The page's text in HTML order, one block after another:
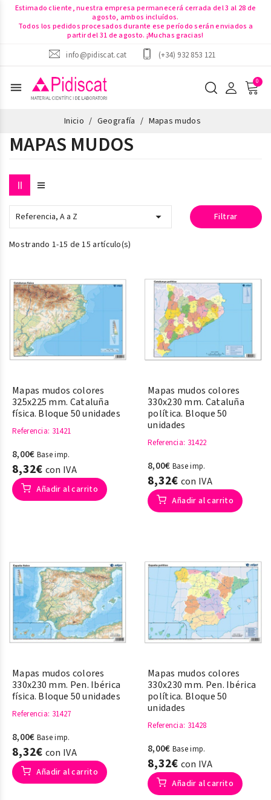
Estimado cliente, nuestra empresa permanecerá cerrada del 3 al 28 de
agosto, ambos incluídos.
Todos los pedidos procesados durante ese período serán enviados a
partir del 31 de agosto. ¡Muchas gracias!
info@pidiscat.cat
(+34) 932 853 121
menu
Inicio Geografía Mapas mudos
MAPAS MUDOS
Referencia, A a Z  Filtrar
Mostrando 1-15 de 15 artículo(s)
Mapas mudos colores
325x225 mm. Cataluña
física. Bloque 50 unidades
Referencia: 31421
8,00€ Base imp.
8,32€ con IVA
Añadir al carrito
Mapas mudos colores
330x230 mm. Cataluña
política. Bloque 50
unidades
Referencia: 31422
8,00€ Base imp.
8,32€ con IVA
Añadir al carrito
Mapas mudos colores
330x230 mm. Pen. Ibérica
física. Bloque 50 unidades
Referencia: 31427
8,00€ Base imp.
8,32€ con IVA
Añadir al carrito
Mapas mudos colores
330x230 mm. Pen. Ibérica
política. Bloque 50
unidades
Referencia: 31428
8,00€ Base imp.
8,32€ con IVA
Añadir al carrito